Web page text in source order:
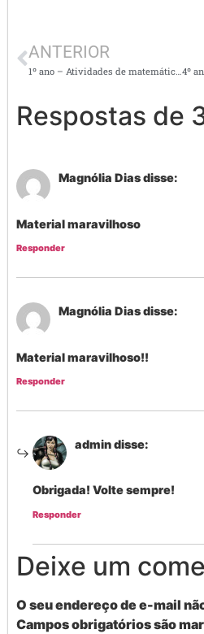
ANTERIOR
1º ano – Atividades de matemática envolvendo números e operações
Respostas de
Magnólia Diasdisse:
Material maravilhoso
Responder
Magnólia Diasdisse:
Material maravilhoso!!
Responder
admindisse:
Obrigada! Volte sempre!
Responder
Deixe um
O seu endereço de e-mail
Campos obrigatórios são